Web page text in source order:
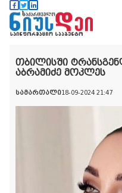
თბილისში
აბრამიძე მოკლეს
სამართალი18-09-2024 21:47